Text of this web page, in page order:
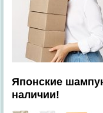
Японские
наличии!